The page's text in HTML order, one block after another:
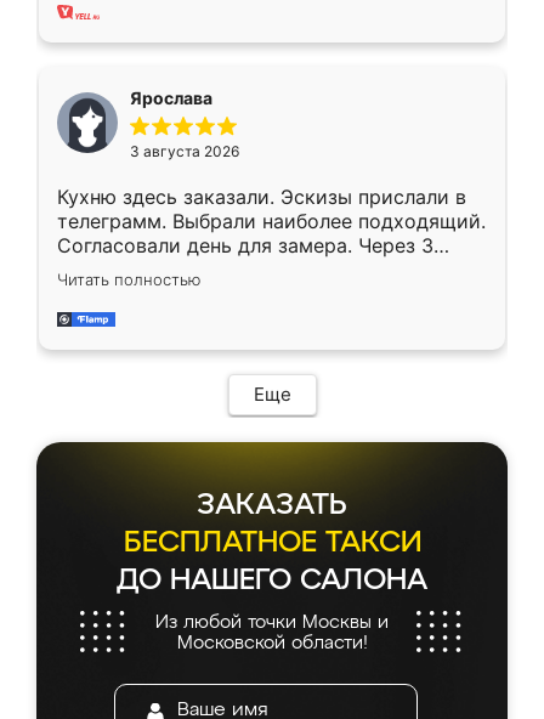
Ярослава
3 августа 2026
Кухню здесь заказали. Эскизы прислали в
телеграмм. Выбрали наиболее подходящий.
Согласовали день для замера. Через 3
недели кухня была уже готова. Остались
довольны работой. Спасибо Ренессанс
мебель за качественную работу!
Читать полностью
Еще
ЗАКАЗАТЬ
БЕСПЛАТНОЕ ТАКСИ
ДО НАШЕГО САЛОНА
Из любой точки Москвы и
Московской области!